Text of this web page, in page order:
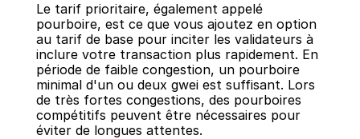
Le tarif prioritaire, également appelé
pourboire, est ce que vous ajoutez en option
au tarif de base pour inciter les validateurs à
inclure votre transaction plus rapidement. En
période de faible congestion, un pourboire
minimal d'un ou deux gwei est suffisant. Lors
de très fortes congestions, des pourboires
compétitifs peuvent être nécessaires pour
éviter de longues attentes.